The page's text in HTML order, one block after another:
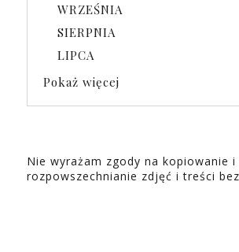
WRZEŚNIA
SIERPNIA
LIPCA
Pokaż więcej
Nie wyrażam zgody na kopiowanie i
rozpowszechnianie zdjęć i treści